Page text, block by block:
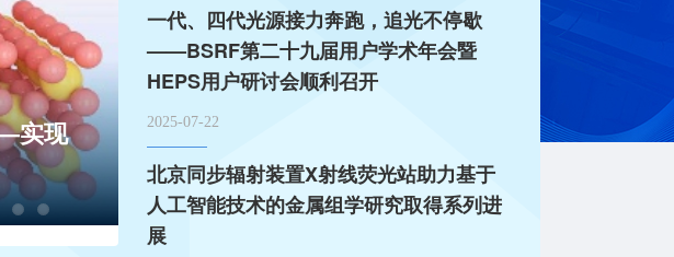
实现
同步辐射原位GIWAXS探究钙钛矿空气热处理的
一代、四代光源接力奔跑，追光不停歇
——BSRF第二十九届用户学术年会暨
HEPS用户研讨会顺利召开
2025-07-22
北京同步辐射装置X射线荧光站助力基于
人工智能技术的金属组学研究取得系列进
展